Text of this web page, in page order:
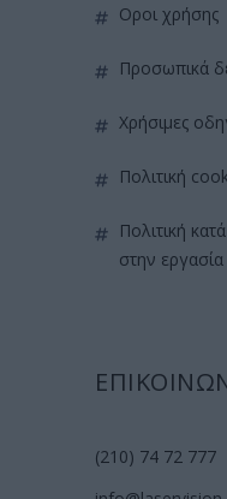
όροι χρήσης
προσωπικά
χρήσιμες
πολιτική
πολιτική κατά της βίας & παρενόχλησης
στην εργασία
(210) 74 72 777